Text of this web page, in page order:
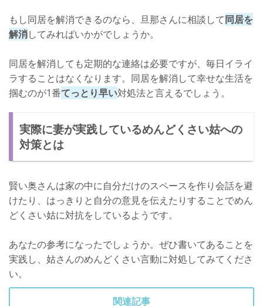
もし同居を解消できるのなら、旦那さんに相談して同居を
解消してみればいかがでしょうか。
同居を解消しても定期的な連絡は必要ですが、毎日イライ
ラすることはなくなります。同居を解消して幸せな生活を
掴むのが1番てっとり早い対処法と言えるでしょう。
実際に妻が実践しているめんどくさい姑への
対策とは
賢い奥さんは家の中に自分だけのスペースを作り会話を避
けたり、はっきりと自分の意見を伝えたりすることでめん
どくさい姑に対抗をしているようです。
あなたの参考になったでしょうか。ぜひ書いてあることを
実践し、姑さんのめんどくさい言動に対処してみてくださ
い。
関連記事